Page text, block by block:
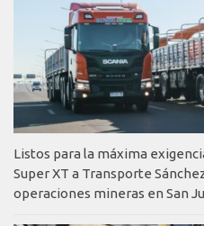
Listos para la máxima
Super XT a Transporte
operaciones mineras en San